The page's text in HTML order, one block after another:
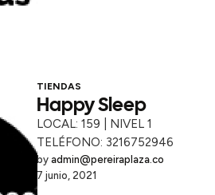
TIENDAS
Happy Sleep
LOCAL: 159 | NIVEL 1
TELÉFONO: 3216752946
by admin@pereiraplaza.co
7 junio, 2021